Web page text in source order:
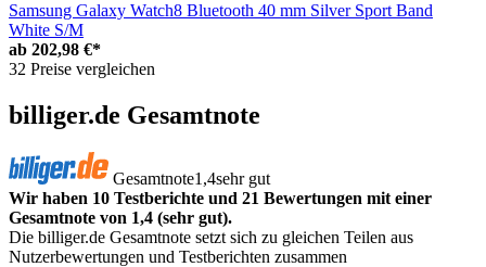
Samsung Galaxy Watch8 Bluetooth 40 mm Silver Sport Band
White S/M
ab 202,98 €*
32 Preise vergleichen
billiger.de Gesamtnote
Gesamtnote1,4sehr gut
Wir haben 10 Testberichte und 21 Bewertungen mit einer
Gesamtnote von 1,4 (sehr gut).
Die billiger.de Gesamtnote setzt sich zu gleichen Teilen aus
Nutzerbewertungen und Testberichten zusammen